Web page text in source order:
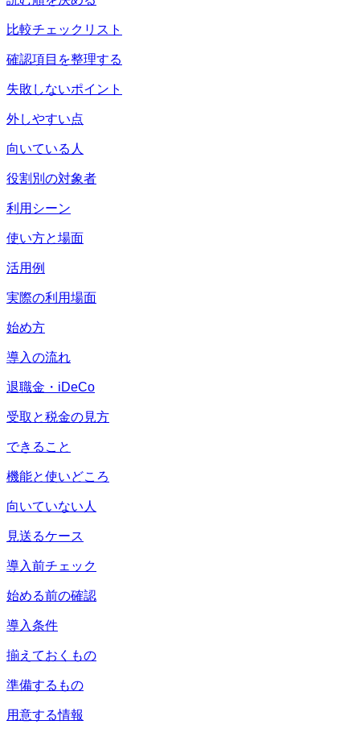
比較チェックリスト
確認項目を整理する
失敗しないポイント
外しやすい点
向いている人
役割別の対象者
利用シーン
使い方と場面
活用例
実際の利用場面
始め方
導入の流れ
退職金・iDeCo
受取と税金の見方
できること
機能と使いどころ
向いていない人
見送るケース
導入前チェック
始める前の確認
導入条件
揃えておくもの
準備するもの
用意する情報